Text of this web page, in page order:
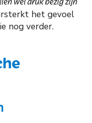
het gevoel
nog verder.